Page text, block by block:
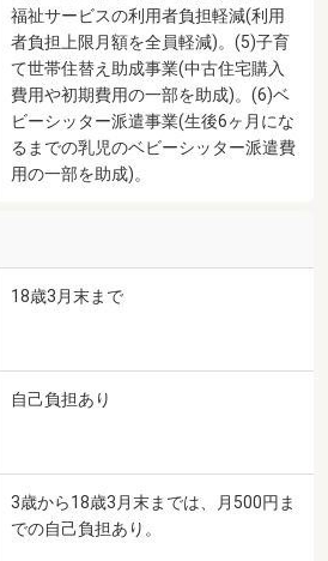
福祉サービスの利用者負担軽減(利用
者負担上限月額を全員軽減)。(5)子育
て世帯住替え助成事業(中古住宅購入
費用や初期費用の一部を助成)。(6)ベ
ビーシッター派遣事業(生後6ヶ月にな
るまでの乳児のベビーシッター派遣費
用の一部を助成)。
18歳3月末まで
自己負担あり
3歳から18歳3月末までは、月500円ま
での自己負担あり。